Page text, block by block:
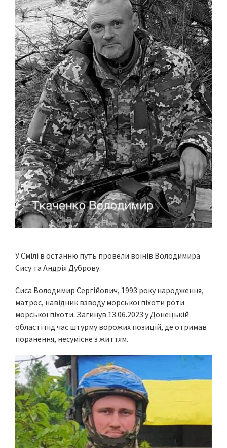
У Смілі в останню путь провели воїнів Володимира
Сису та Андрія Дуброву.
Сиса Володимир Сергійович, 1993 року народження,
матрос, навідник взводу морської піхоти роти
морської піхоти. Загинув 13.06.2023 у Донецькій
області під час штурму ворожих позицій, де отримав
поранення, несумісне з життям.